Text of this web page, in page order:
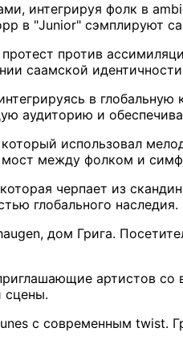
интегрируя фолк в
в "Junior" сэмплируют
против
саамской
в
аудиторию и
который использовал
между фолком и
черпает из
глобального наследия.
дом Грига.
артистов
сцены.
с современным twist.